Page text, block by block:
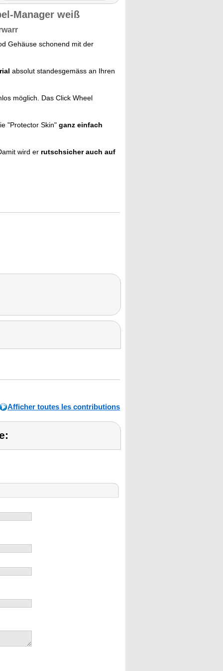
Manager weiß
Gehäuse schonend mit der
absolut standesgemäss an Ihren
möglich. Das Click Wheel
"Protector Skin" ganz einfach
wird er rutschsicher auch auf
Afficher toutes les contributions